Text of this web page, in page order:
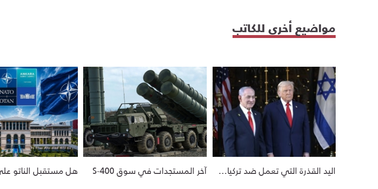
مواضيع أخرى للكاتب
اليد القذرة التي تعمل ضد تركيا... آخر المستجدات في سوق S-400 هل مستقبل الناتو